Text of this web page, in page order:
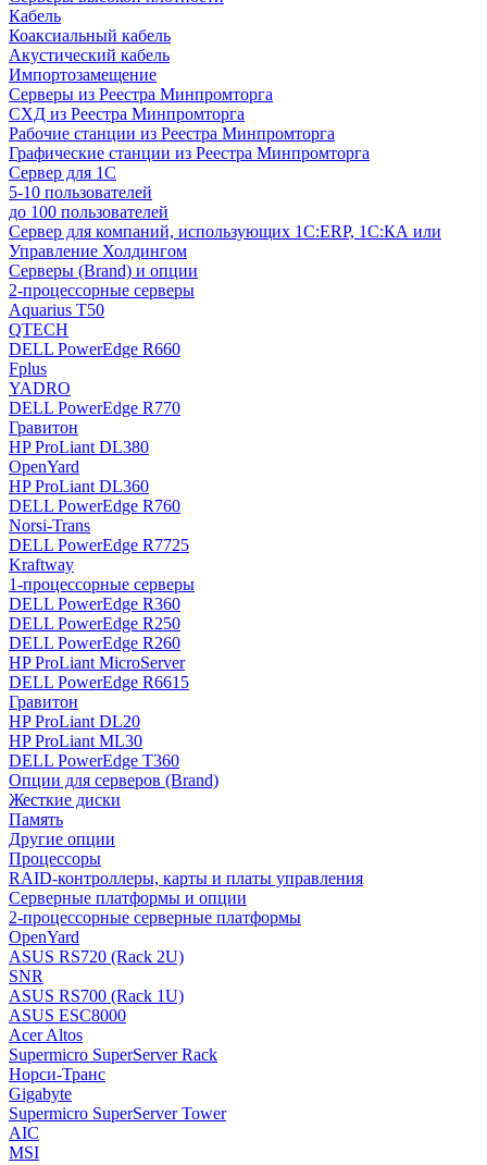
Кабель
Коаксиальный кабель
Акустический кабель
Импортозамещение
Серверы из Реестра Минпромторга
СХД из Реестра Минпромторга
Рабочие станции из Реестра Минпромторга
Графические станции из Реестра Минпромторга
Сервер для 1С
5-10 пользователей
до 100 пользователей
Сервер для компаний, использующих 1C:ERP, 1С:КА или
Управление Холдингом
Серверы (Brand) и опции
2-процессорные серверы
Aquarius T50
QTECH
DELL PowerEdge R660
Fplus
YADRO
DELL PowerEdge R770
Гравитон
HP ProLiant DL380
OpenYard
HP ProLiant DL360
DELL PowerEdge R760
Norsi-Trans
DELL PowerEdge R7725
Kraftway
1-процессорные серверы
DELL PowerEdge R360
DELL PowerEdge R250
DELL PowerEdge R260
HP ProLiant MicroServer
DELL PowerEdge R6615
Гравитон
HP ProLiant DL20
HP ProLiant ML30
DELL PowerEdge T360
Опции для серверов (Brand)
Жесткие диски
Память
Другие опции
Процессоры
RAID-контроллеры, карты и платы управления
Серверные платформы и опции
2-процессорные серверные платформы
OpenYard
ASUS RS720 (Rack 2U)
SNR
ASUS RS700 (Rack 1U)
ASUS ESC8000
Acer Altos
Supermicro SuperServer Rack
Норси-Транс
Gigabyte
Supermicro SuperServer Tower
AIC
MSI